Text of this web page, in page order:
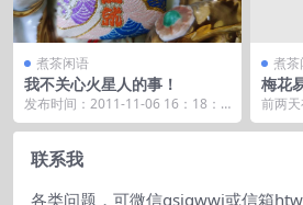
煮茶闲语
我不关心火星人的事！
发布时间：2011-11-06 16：18：0
1 还有一小朋友，上来很神秘的发
个...
煮茶
梅花
前两
现的
貌，
联系我
各类问题，可微信gsjqwwj或信箱